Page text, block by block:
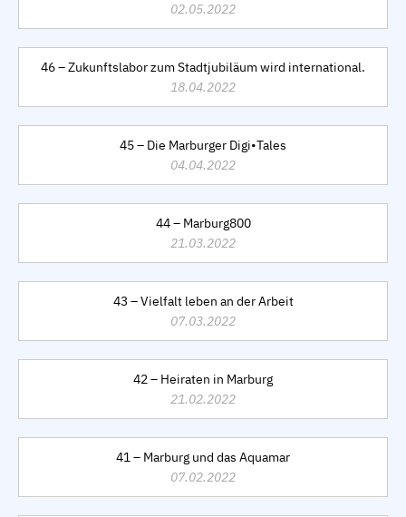
02.05.2022
46 – Zukunftslabor zum Stadtjubiläum wird international.
18.04.2022
45 – Die Marburger Digi•Tales
04.04.2022
44 – Marburg800
21.03.2022
43 – Vielfalt leben an der Arbeit
07.03.2022
42 – Heiraten in Marburg
21.02.2022
41 – Marburg und das Aquamar
07.02.2022